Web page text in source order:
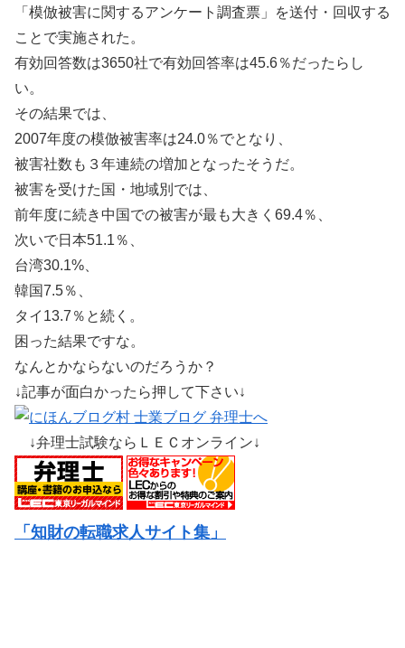
「模倣被害に関するアンケート調査票」を送付・回収する
ことで実施された。
有効回答数は3650社で有効回答率は45.6％だったらし
い。
その結果では、
2007年度の模倣被害率は24.0％でとなり、
被害社数も３年連続の増加となったそうだ。
被害を受けた国・地域別では、
前年度に続き中国での被害が最も大きく69.4％、
次いで日本51.1％、
台湾30.1%、
韓国7.5％、
タイ13.7％と続く。
困った結果ですな。
なんとかならないのだろうか？
↓記事が面白かったら押して下さい↓
↓弁理士試験ならＬＥＣオンライン↓
「知財の転職求人サイト集」